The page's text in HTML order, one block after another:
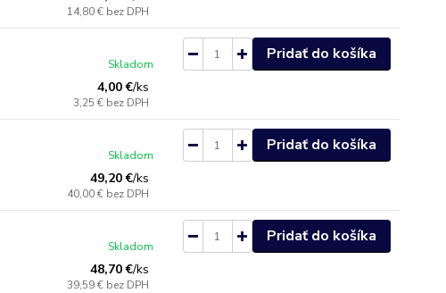
14,80 € bez DPH
4,00 €/ks
3,25 € bez DPH
Skladom
Pridať do košíka
49,20 €/ks
40,00 € bez DPH
Skladom
Pridať do košíka
48,70 €/ks
39,59 € bez DPH
Skladom
Pridať do košíka